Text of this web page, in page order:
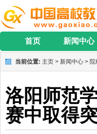
首页 新闻中心
当前位置: 主页 > 新闻中心 > 院
洛阳师范
赛中取得